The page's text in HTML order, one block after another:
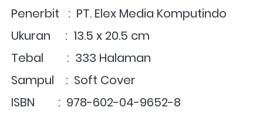
Penerbit   :  PT. Elex Media Komputindo
Ukuran     :  13.5 x 20.5 cm
Tebal        :  333 Halaman
Sampul    :  Soft Cover
ISBN        :  978-602-04-9652-8